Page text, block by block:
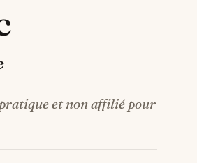
et non affilié pour